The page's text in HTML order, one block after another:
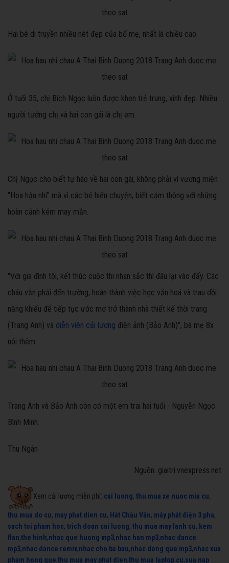
Hai bé di truyền nhiều nét đẹp của bố mẹ, nhất là chiều cao.
Ở tuổi 35, chị Bích Ngọc luôn được khen trẻ trung, xinh đẹp. Nhiều
người tưởng chị và hai con gái là chị em.
Chị Ngọc cho biết tự hào về hai con gái, không phải vì vương miện
"Hoa hậu nhí" mà vì các bé hiểu chuyện, biết cảm thông với những
hoàn cảnh kém may mắn.
"Với gia đình tôi, kết thúc cuộc thi nhan sắc thì đâu lại vào đấy. Các
cháu vẫn phải đến trường, hoàn thành việc học văn hoá và trau dồi
năng khiếu để tiếp tục ước mơ trở thành nhà thiết kế thời trang
(Trang Anh) và diễn viên cải lương điện ảnh (Bảo Anh)", bà mẹ 8x
nói thêm.
Trang Anh và Bảo Anh còn có một em trai hai tuổi - Nguyễn Ngọc
Bình Minh.
Thu Ngân
Nguồn: giaitri.vnexpress.net
Xem cải lương miễn phí: cai luong, thu mua xe nuoc mia cu,
thu mua do cu, may phat dien cu, Hát Chầu Văn, máy phát điện 3 pha,
sach toi pham hoc, trich doan cai luong, thu mua may lanh cu, kem
flan,the hinh,nhac que huong mp3,nhac han mp3,nhac dance
mp3,nhac dance remix,nhac cho ba bau,nhac dong que mp3,nhac xua
pham hong que,thu mua may phat dien,thu mua laptop cu,sua nap